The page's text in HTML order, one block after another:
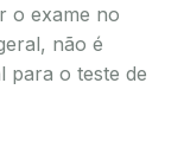
o exame no
não é
para o teste de